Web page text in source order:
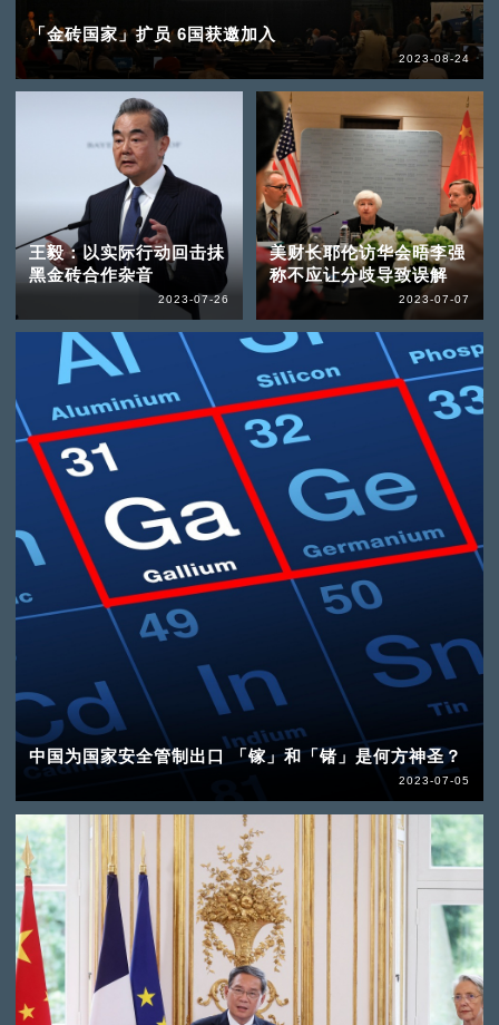
「金砖国家」扩员 6国获邀加入
2023-08-24
王毅：以实际行动回击抺
黑金砖合作杂音
2023-07-26
美财长耶伦访华会晤李强
称不应让分歧导致误解
2023-07-07
中国为国家安全管制出口 「镓」和「锗」是何方神圣？
2023-07-05